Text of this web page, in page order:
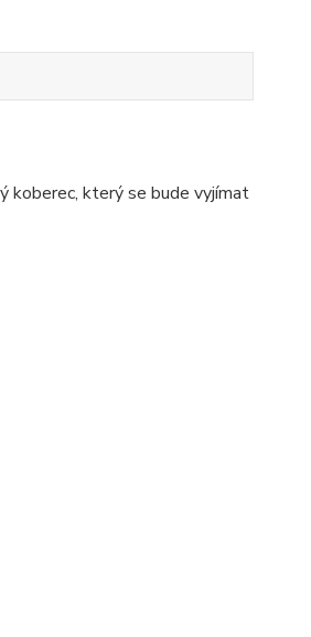
koberec, který se bude vyjímat